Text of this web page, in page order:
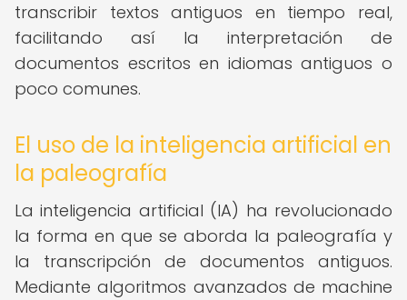
transcribir textos antiguos en tiempo real,
facilitando así la interpretación de
documentos escritos en idiomas antiguos o
poco comunes.
El uso de la inteligencia artificial en
la paleografía
La inteligencia artificial (IA) ha revolucionado
la forma en que se aborda la paleografía y
la transcripción de documentos antiguos.
Mediante algoritmos avanzados de machine